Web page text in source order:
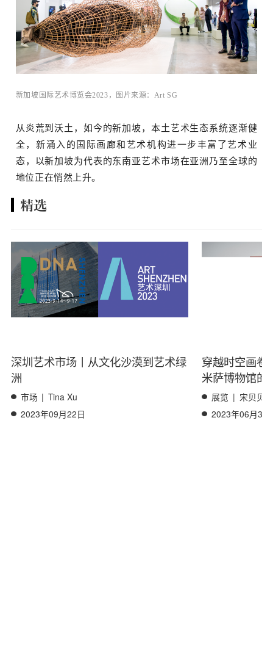
新加坡国际艺术博览会2023，图片来源：Art SG
从炎荒到沃土，如今的新加坡，本土艺术生态系统逐渐健
全，新涌入的国际画廊和艺术机构进一步丰富了艺术业
态，以新加坡为代表的东南亚艺术市场在亚洲乃至全球的
地位正在悄然上升。
精选
深圳艺术市场丨从文化沙漠到艺术绿
洲
市场 | Tina Xu
2023年09月22日
穿越时空画卷
米萨博物馆的
展览 | 宋贝贝
2023年06月30